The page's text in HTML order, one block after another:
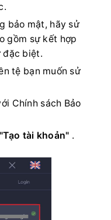
bảo mật, hãy sử
gồm sự kết hợp
đặc biệt.
tệ bạn muốn sử
Chính sách Bảo
"Tạo tài khoản" .